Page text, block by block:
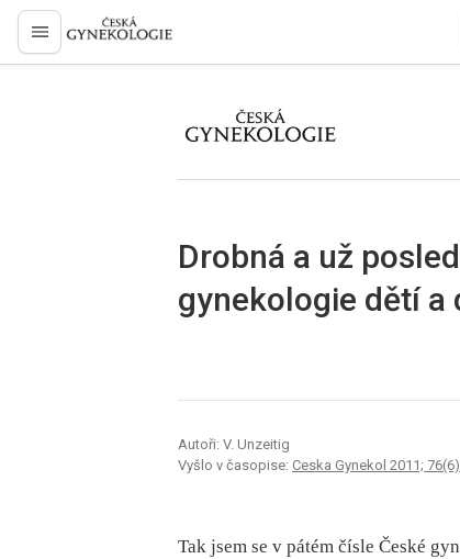
proLékaře.cz
proLékaře.cz
Drobná a už
gynekologie dětí a
Autoři: V. Unzeitig
Vyšlo v časopise: Ceska Gynekol 2011;
Tak jsem se v pátém čísle České